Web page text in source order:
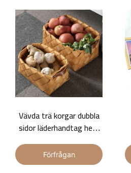
Vävda trä korgar dubbla
sidor läderhandtag hem
hotell dekorativa korgen
dubbla sidoläder handtag
Förfrågan